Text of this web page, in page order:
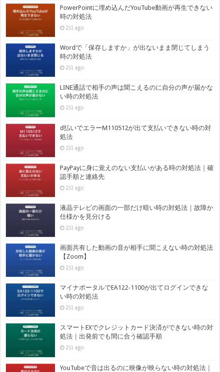
PowerPointに埋め込んだYouTube動画が再生できない
時の対処法
2日 ago
Wordで「保存しますか」が出ないまま閉じてしまう
時の対処法
2日 ago
LINE通話で相手の声は聞こえるのに自分の声が届かな
い時の対処法
2日 ago
d払いでエラーM110512が出て支払いできない時の対
処法
2日 ago
PayPayに身に覚えのない支払いがある時の対処法｜確
認手順と連絡先
2日 ago
液晶テレビの画面の一部だけ暗い時の対処法｜故障か
仕様かを見分ける
2日 ago
画面共有した動画の音が相手に聞こえない時の対処法
【Zoom】
2日 ago
マイナポータルでEA122-1100が出てログインできな
い時の対処法
2日 ago
スマートEXでクレジットカード決済ができない時の対
処法｜出発前でも間に合う確認手順
2日 ago
YouTubeで音は出るのに映像が映らない時の対処法｜